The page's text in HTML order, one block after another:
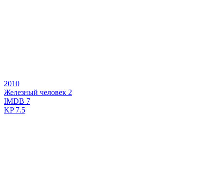
2010
Железный человек 2
IMDB 7
KP7.5